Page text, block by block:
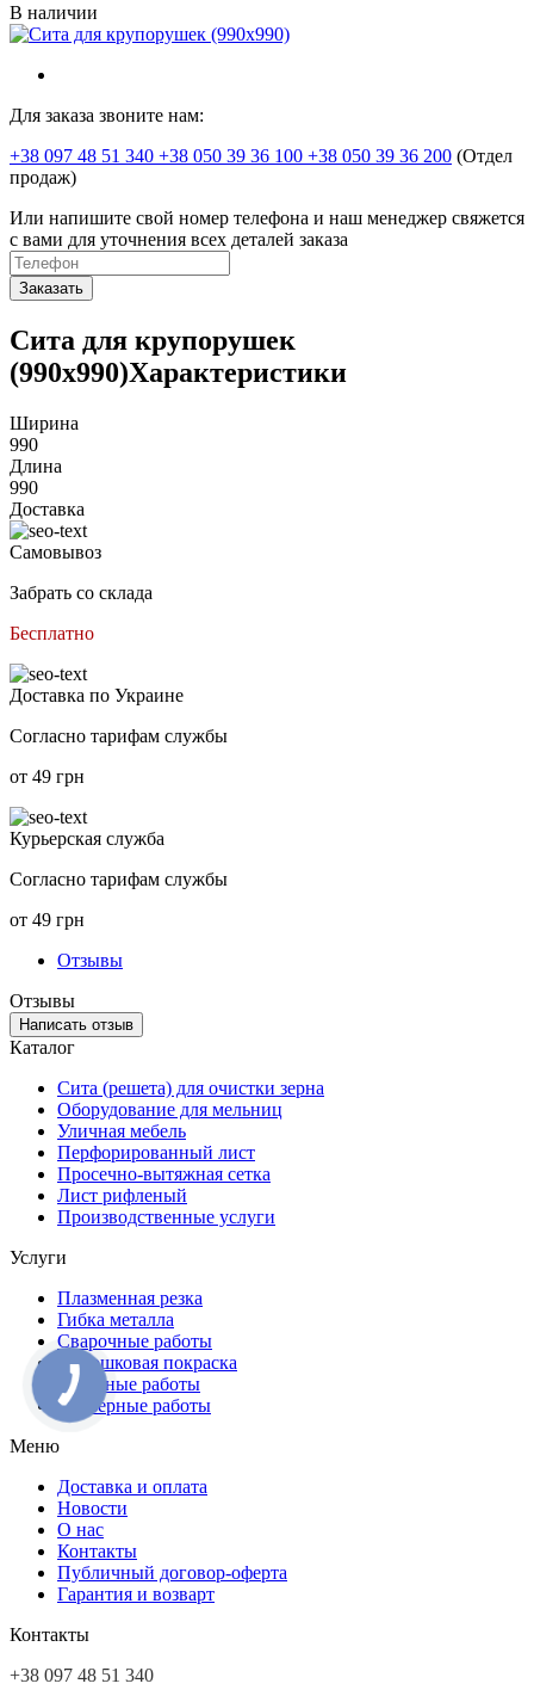
В наличии
Для заказа звоните нам:
+38 097 48 51 340 +38 050 39 36 100 +38 050 39 36 200 (Отдел
продаж)
Или напишите свой номер телефона и наш менеджер свяжется
с вами для уточнения всех деталей заказа
Заказать
Сита для крупорушек
(990x990)Характеристики
Ширина
990
Длина
990
Доставка
Самовывоз
Забрать со склада
Бесплатно
Доставка по Украине
Согласно тарифам службы
от 49 грн
Курьерская служба
Согласно тарифам службы
от 49 грн
Отзывы
Отзывы
Написать отзыв
Каталог
Сита (решета) для очистки зерна
Оборудование для мельниц
Уличная мебель
Перфорированный лист
Просечно-вытяжная сетка
Лист рифленый
Производственные услуги
Услуги
Плазменная резка
Гибка металла
Сварочные работы
Порошковая покраска
Токарные работы
Фрезерные работы
Меню
Доставка и оплата
Новости
О нас
Контакты
Публичный договор-оферта
Гарантия и возварт
Контакты
+38 097 48 51 340